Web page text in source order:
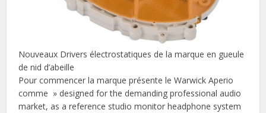
Nouveaux Drivers électrostatiques de la marque en gueule
de nid d’abeille
Pour commencer la marque présente le Warwick Aperio
comme » designed for the demanding professional audio
market, as a reference studio monitor headphone system